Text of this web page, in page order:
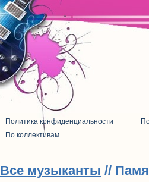
Политика конфиденциальности
По коллективам
Все музыканты //